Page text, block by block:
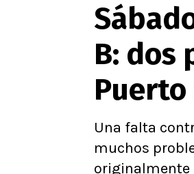
U de Chile
U Católica
Campeonato
Primera B
Segunda
Copa Chile
Supercopa
Campeonato
B: dos
Una falta
muchos
originalmente